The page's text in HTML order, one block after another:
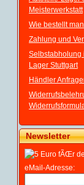
Meisterwerkstatt
Wie bestellt
Zahlung und
Selbstabholung
Lager Stuttgart
Händler
Newsletter
eMail-Adresse: